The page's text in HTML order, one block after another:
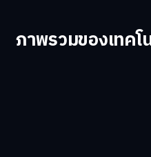
ภาพรวมของเทคโ